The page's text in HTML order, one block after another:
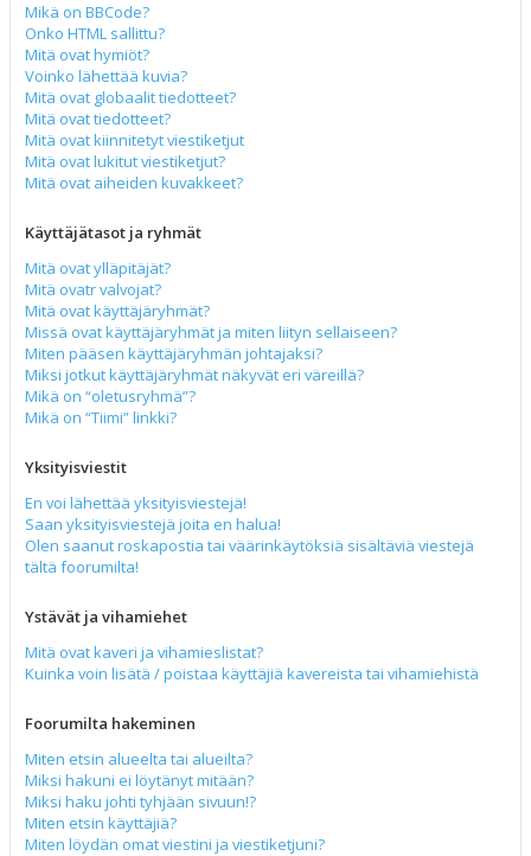
Mikä on BBCode?
Onko HTML sallittu?
Mitä ovat hymiöt?
Voinko lähettää kuvia?
Mitä ovat globaalit tiedotteet?
Mitä ovat tiedotteet?
Mitä ovat kiinnitetyt viestiketjut
Mitä ovat lukitut viestiketjut?
Mitä ovat aiheiden kuvakkeet?
Käyttäjätasot ja ryhmät
Mitä ovat ylläpitäjät?
Mitä ovatr valvojat?
Mitä ovat käyttäjäryhmät?
Missä ovat käyttäjäryhmät ja miten liityn sellaiseen?
Miten pääsen käyttäjäryhmän johtajaksi?
Miksi jotkut käyttäjäryhmät näkyvät eri väreillä?
Mikä on “oletusryhmä”?
Mikä on “Tiimi” linkki?
Yksityisviestit
En voi lähettää yksityisviestejä!
Saan yksityisviestejä joita en halua!
Olen saanut roskapostia tai väärinkäytöksiä sisältäviä viestejä
tältä foorumilta!
Ystävät ja vihamiehet
Mitä ovat kaveri ja vihamieslistat?
Kuinka voin lisätä / poistaa käyttäjiä kavereista tai vihamiehistä
Foorumilta hakeminen
Miten etsin alueelta tai alueilta?
Miksi hakuni ei löytänyt mitään?
Miksi haku johti tyhjään sivuun!?
Miten etsin käyttäjiä?
Miten löydän omat viestini ja viestiketjuni?